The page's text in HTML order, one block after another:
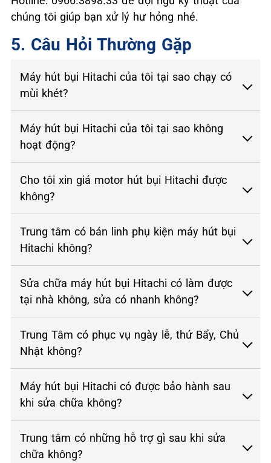
chúng tôi giúp bạn xử lý hư hỏng nhé.
5. Câu Hỏi Thường Gặp
Máy hút bụi Hitachi của tôi tại sao chạy có
mùi khét?
Máy hút bụi Hitachi của tôi tại sao không
hoạt động?
Cho tôi xin giá motor hút bụi Hitachi được
không?
Trung tâm có bán linh phụ kiện máy hút bụi
Hitachi không?
Sửa chữa máy hút bụi Hitachi có làm được
tại nhà không, sửa có nhanh không?
Trung Tâm có phục vụ ngày lễ, thứ Bẩy, Chủ
Nhật không?
Máy hút bụi Hitachi có được bảo hành sau
khi sửa chữa không?
Trung tâm có những hỗ trợ gì sau khi sửa
chữa không?